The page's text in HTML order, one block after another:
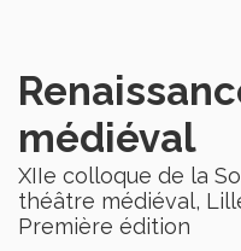
médiéval
XIIe colloque de la
théâtre médiéval,
Première édition